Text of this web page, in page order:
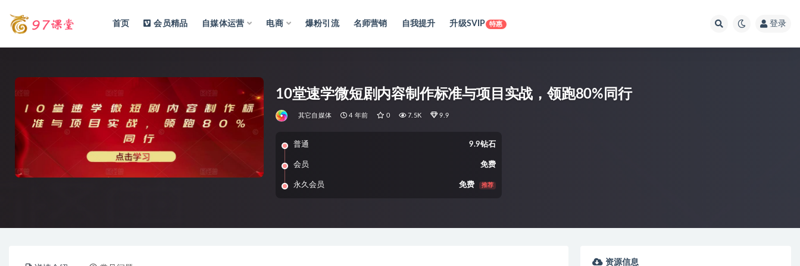
首页 会员精品 自媒体运营 电商 爆粉引流 名师营销 自我提升 升级SVIP 特惠 登录
10堂速学微短剧内容制作标准与项目实战，领跑80%同行
其它自媒体 4 年前 0 7.5K 9.9
普通 9.9钻石
会员 免费
永久会员 免费 推荐
资源信息